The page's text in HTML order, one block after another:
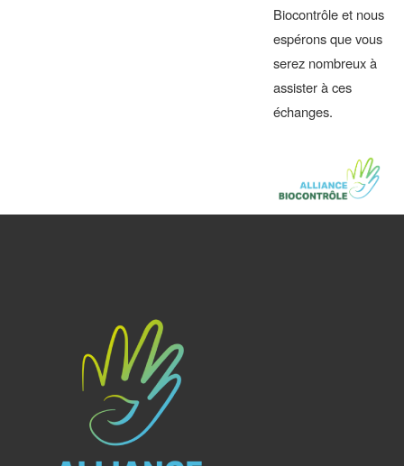
Biocontrôle et nous
espérons que vous
serez nombreux à
assister à ces
échanges.